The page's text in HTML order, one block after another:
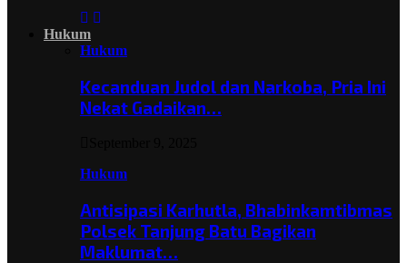
Hukum
Hukum
Kecanduan Judol dan Narkoba, Pria Ini
Nekat Gadaikan…
Hukum
Antisipasi Karhutla, Bhabinkamtibmas
Polsek Tanjung Batu Bagikan
Maklumat…